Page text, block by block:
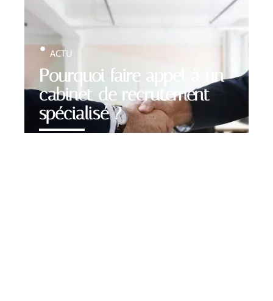
Pourquoi faire appel à un
cabinet de recrutement
spécialisé ?
ACTU